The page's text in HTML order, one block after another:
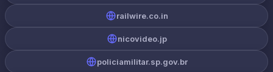
railwire.co.in
nicovideo.jp
policiamilitar.sp.gov.br